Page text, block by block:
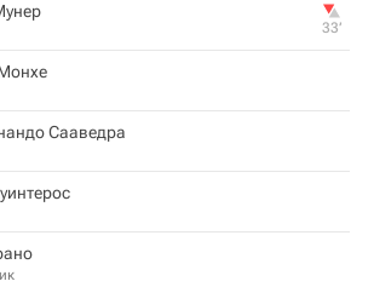
33‎’‎
Сааведра